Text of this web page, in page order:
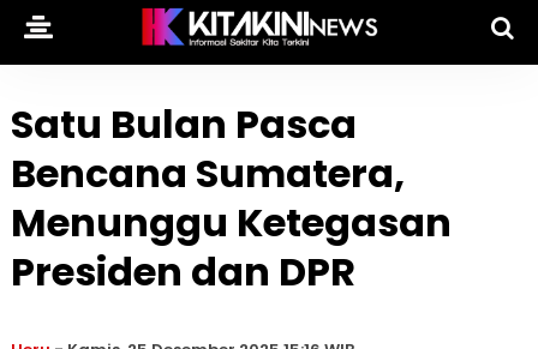
Satu Bulan Pasca
Bencana Sumatera,
Menunggu Ketegasan
Presiden dan DPR